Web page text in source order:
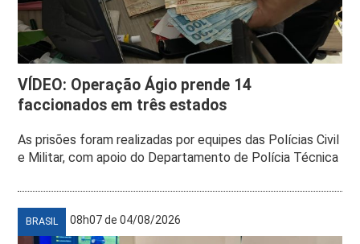
VÍDEO: Operação Ágio prende 14
faccionados em três estados
As prisões foram realizadas por equipes das Polícias Civil
e Militar, com apoio do Departamento de Polícia Técnica
BRASIL 08h07 de 04/08/2026